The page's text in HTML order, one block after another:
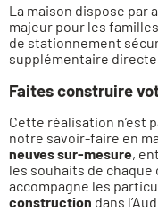
La maison dispose par
majeur pour les
de stationnement
supplémentaire
Faites construire
Cette réalisation n’est
notre savoir-faire en
neuves sur-mesure,
les souhaits de chaque
accompagne les
construction dans